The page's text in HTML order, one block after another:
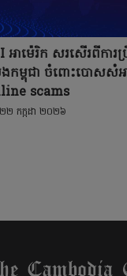
អាម៉េរិក សរសើរពីការ
ងកម្ពុជា ចំពោះបោសសំ
scams
២២ កក្កដា ២០២៦